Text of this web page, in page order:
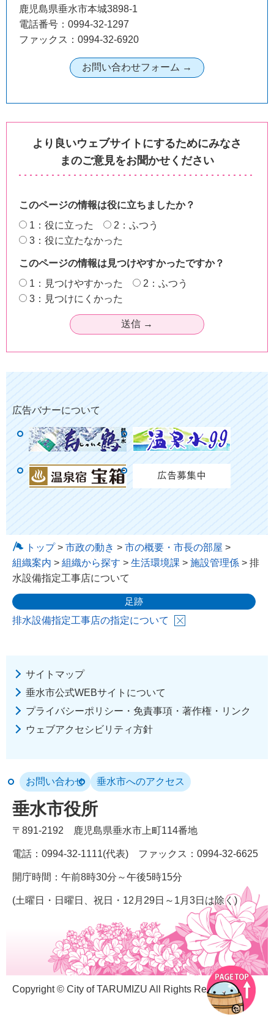
鹿児島県垂水市本城3898-1
電話番号：0994-32-1297
ファックス：0994-32-6920
より良いウェブサイトにするためにみなさ
まのご意見をお聞かせください
このページの情報は役に立ちましたか？
1：役に立った
2：ふつう
3：役に立たなかった
このページの情報は見つけやすかったですか？
1：見つけやすかった
2：ふつう
3：見つけにくかった
広告バナーについて
トップ>市政の動き >市の概要・市長の部屋 >
組織案内 > 組織から探す > 生活環境課 > 施設管理係 > 排
水設備指定工事店について
足跡
排水設備指定工事店の指定について
サイトマップ
垂水市公式WEBサイトについて
プライバシーポリシー・免責事項・著作権・リンク
ウェブアクセシビリティ方針
垂水市役所
お問い合わせ 垂水市へのアクセス
〒891-2192 鹿児島県垂水市上町114番地
電話：0994-32-1111(代表) ファックス：0994-32-6625
開庁時間：午前8時30分～午後5時15分
(土曜日・日曜日、祝日・12月29日～1月3日は除く)
Copyright © City of TARUMIZU All Rights Reserved.